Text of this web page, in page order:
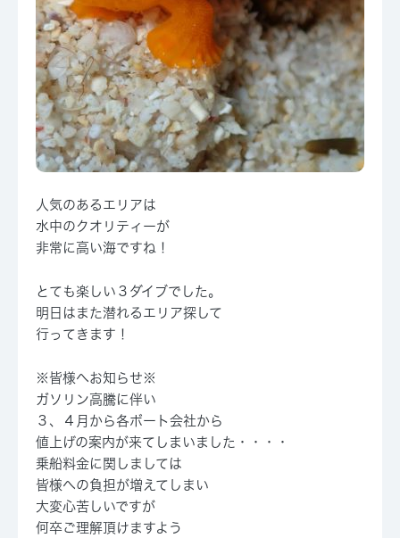
人気のあるエリアは
水中のクオリティーが
非常に高い海ですね！
とても楽しい３ダイブでした。
明日はまた潜れるエリア探して
行ってきます！
※皆様へお知らせ※
ガソリン高騰に伴い
３、４月から各ボート会社から
値上げの案内が来てしまいました・・・・
乗船料金に関しましては
皆様への負担が増えてしまい
大変心苦しいですが
何卒ご理解頂けますよう